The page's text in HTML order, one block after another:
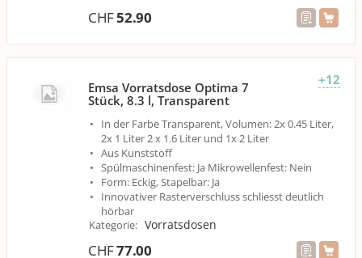
CHF52.90
+12
Emsa Vorratsdose Optima 7
Stück, 8.3 l, Transparent
In der Farbe Transparent, Volumen: 2x 0.45 Liter,
2x 1 Liter 2 x 1.6 Liter und 1x 2 Liter
Aus Kunststoff
Spülmaschinenfest: Ja Mikrowellenfest: Nein
Form: Eckig, Stapelbar: Ja
Innovativer Rasterverschluss schliesst deutlich
hörbar
Kategorie: Vorratsdosen
CHF77.00